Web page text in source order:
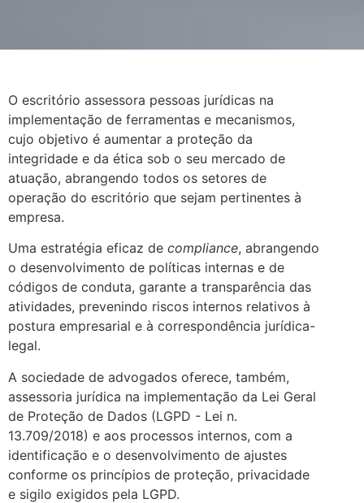
O escritório assessora pessoas jurídicas na
implementação de ferramentas e mecanismos,
cujo objetivo é aumentar a proteção da
integridade e da ética sob o seu mercado de
atuação, abrangendo todos os setores de
operação do escritório que sejam pertinentes à
empresa.
Uma estratégia eficaz de compliance, abrangendo
o desenvolvimento de políticas internas e de
códigos de conduta, garante a transparência das
atividades, prevenindo riscos internos relativos à
postura empresarial e à correspondência jurídica-
legal.
A sociedade de advogados oferece, também,
assessoria jurídica na implementação da Lei Geral
de Proteção de Dados (LGPD - Lei n.
13.709/2018) e aos processos internos, com a
identificação e o desenvolvimento de ajustes
conforme os princípios de proteção, privacidade
e sigilo exigidos pela LGPD.